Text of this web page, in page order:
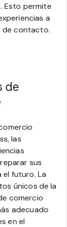
Esto permite
a
de contacto.
de
las
sus
futuro. La
únicos de la
comercio
adecuado
en el